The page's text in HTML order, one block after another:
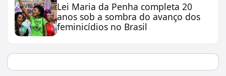
Lei Maria da Penha completa 20
anos sob a sombra do avanço dos
feminicídios no Brasil